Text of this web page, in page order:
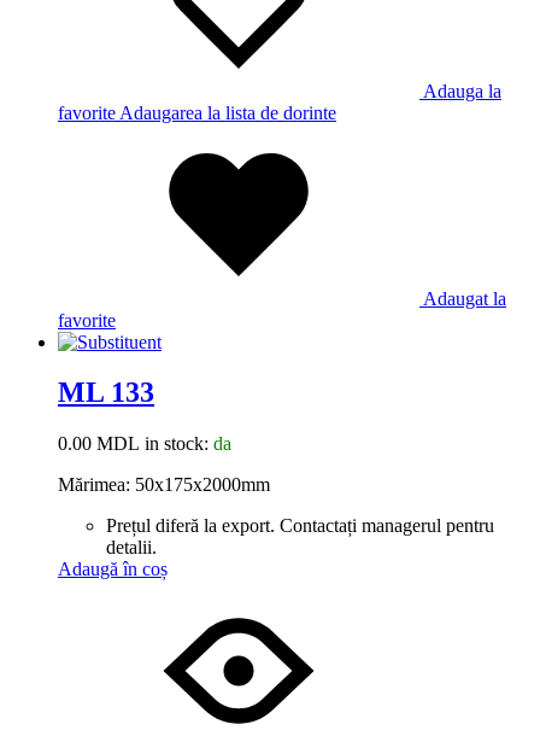
Adauga la
favorite Adaugarea la lista de dorinte
Adaugat la
favorite
ML 133
0.00 MDL in stock: da
Mărimea: 50x175x2000mm
Prețul diferă la export. Contactați managerul pentru
detalii.
Adaugă în coș